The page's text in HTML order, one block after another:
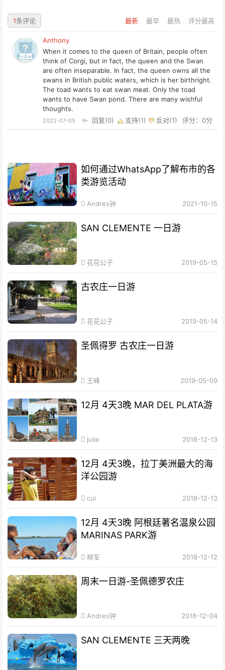
最新 最早 最热 评分最高
1条评论
Anthony
When it comes to the queen of Britain, people often
think of Corgi, but in fact, the queen and the Swan
are often inseparable. In fact, the queen owns all the
swans in British public waters, which is her birthright.
The toad wants to eat swan meat. Only the toad
wants to have Swan pond. There are many wishful
thoughts.
2022-07-05 回复(0) 支持(1) 反对(1) 评分：0分
如何通过WhatsApp了解布市的各
类游览活动
Andres钟 2021-10-15
SAN CLEMENTE 一日游
花花公子 2019-05-15
古农庄一日游
花花公子 2019-05-14
圣佩得罗 古农庄一日游
王峰 2019-05-09
12月 4天3晚 MAR DEL PLATA游
julie 2018-12-13
12月 4天3晚，拉丁美洲最大的海
洋公园游
cui 2018-12-13
12月 4天3晚 阿根廷著名温泉公园
MARINAS PARK游
柳军 2018-12-12
周末一日游-圣佩德罗农庄
Andres钟 2018-12-04
SAN CLEMENTE 三天两晚